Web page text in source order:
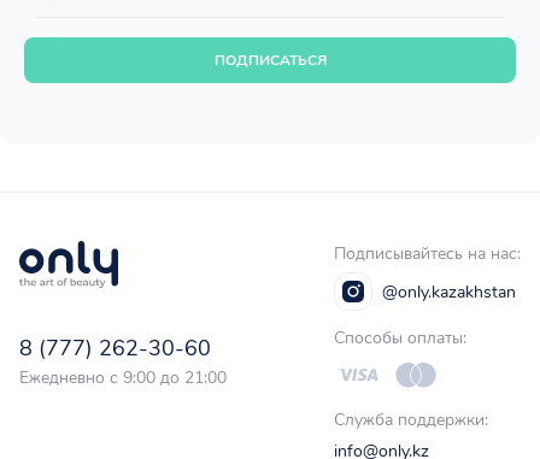
ПОДПИСАТЬСЯ
8 (777) 262-30-60
Ежедневно с 9:00 до 21:00
Подписывайтесь на нас:
@only.kazakhstan
Способы оплаты:
Служба поддержки:
info@only.kz